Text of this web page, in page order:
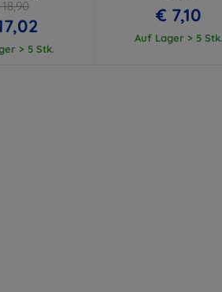
> 5 Stk.
€ 7,10
Auf Lager > 5 Stk.